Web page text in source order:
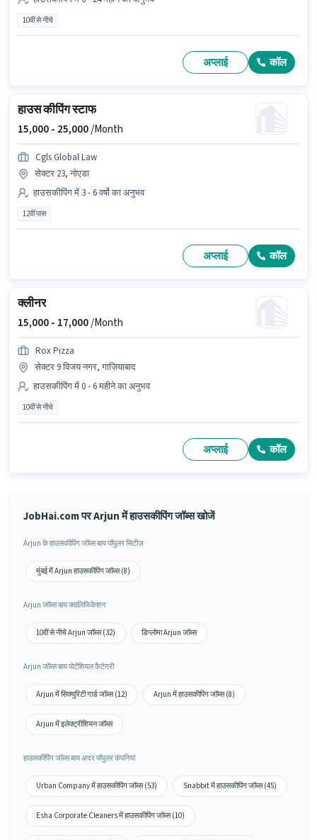
10वीं से नीचे
अप्लाई कॉल
हाउस कीपिंग स्टाफ
15,000 - 25,000/Month
Cgls Global Law
सेक्टर 23, नोएडा
हाउसकीपिंग में 3 - 6 वर्षो का अनुभव
12वीं पास
अप्लाई कॉल
क्लीनर
15,000 - 17,000/Month
Rox Pizza
सेक्टर 9 विजय नगर, गाज़ियाबाद
हाउसकीपिंग में 0 - 6 महीने का अनुभव
10वीं से नीचे
अप्लाई कॉल
JobHai.com पर Arjun में हाउसकीपिंग जॉब्स खोजें
Arjun के हाउसकीपिंग जॉब्स बाय पॉपुलर सिटीज़
मुंबई में Arjun हाउसकीपिंग जॉब्स (8)
Arjun जॉब्स बाय क्वालिफिकेशन
10वीं से नीचे Arjun जॉब्स (32) डिप्लोमा Arjun जॉब्स
Arjun जॉब्स बाय पोटेंशियल कैटेगरी
Arjun में सिक्युरिटी गार्ड जॉब्स (12) Arjun में हाउसकीपिंग जॉब्स (8)
Arjun में इलेक्ट्रीशियन जॉब्स
हाउसकीपिंग जॉब्स बाय अदर पॉपुलर कंपनियां
Urban Company में हाउसकीपिंग जॉब्स (53) Snabbit में हाउसकीपिंग जॉब्स (45)
Esha Corporate Cleaners में हाउसकीपिंग जॉब्स (10)